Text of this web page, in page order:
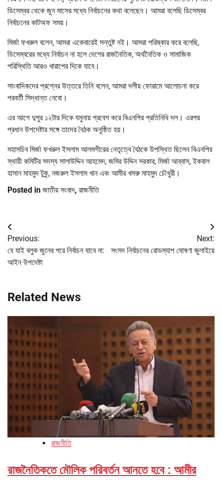
ডিসেম্বর থেকে জুন মাসের মধ্যে নির্বাচনের কথা বলেছেন। আমরা বলেছি ডিসেম্বর
নির্বাচনের কাটঅফ সময়।
মির্জা ফখরুল বলেন, আমরা একেবারেই সন্তুষ্ট নই। আমরা পরিষ্কার করে বলেছি,
ডিসেম্বরের মধ্যে নির্বাচন না হলে দেশের রাজনৈতিক, অর্থনৈতিক ও সামাজিক
পরিস্থিতি আরও খারাপের দিকে যাবে।
সাংবাদিকদের প্রশ্নের উত্তরে তিনি বলেন, আমরা দলীয় ফোরামে আলোচনা করে
পরবর্তী সিদ্ধান্ত নেবো।
এর আগে দুপুর ১২টার দিকে যমুনায় প্রবেশ করে বিএনপির প্রতিনিধি দল। এরপর
প্রধান উপদেষ্টার সঙ্গে তাদের বৈঠক অনুষ্ঠিত হয়।
মহাসচিব মির্জা ফখরুল ইসলাম আলমগীরের নেতৃত্বে বৈঠকে উপস্থিত ছিলেন বিএনপির
স্থায়ী কমিটির সদস্য সালাউদ্দিন আহমেদ, জমির উদ্দিন সরকার, মির্জা আব্বাস, ইকবাল
হাসান মাহমুদ টুকু, নজরুল ইসলাম খান এবং আমীর খসরু মাহমুদ চৌধুরী।
Posted in জাতীয় সংবাদ, রাজনীতি
Post
navigation
Previous:
যে যাই বলুক জুনের পরে নির্বাচন যাবে না:
আইন উপদেষ্টা
Next:
সংসদ নির্বাচনের রোডম্যাপ ঘোষণা জুলাইয়ে
Related News
রাজনীতি
রাজনৈতিকতে মৌলিক পরিবর্তন আনতে হবে : আমীর